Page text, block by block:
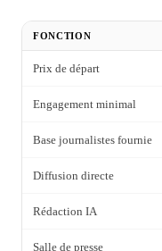
FONCTION
Prix de départ
Engagement minimal
Base journalistes fournie
Diffusion directe
Rédaction IA
Salle de presse